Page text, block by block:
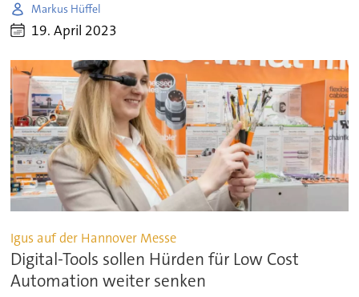
Markus Hüffel
19. April 2023
Igus auf der Hannover Messe
Digital-Tools sollen Hürden für Low Cost
Automation weiter senken